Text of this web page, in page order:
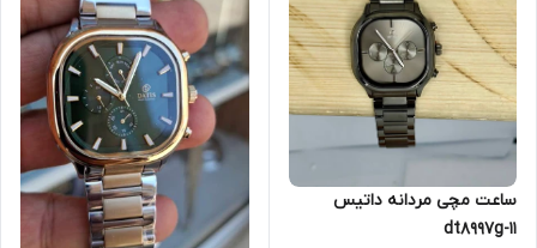
ساعت مچی مردانه داتیس
dt8997g-11